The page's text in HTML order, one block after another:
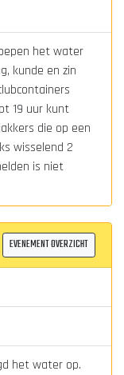
het water
kunde en zin
19 uur kunt
die op een
wisselend 2
is niet
EVENEMENT OVERZICHT
het water op.